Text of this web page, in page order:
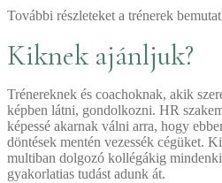
További részleteket a trénerek
Kiknek ajánljuk?
Trénereknek és coachoknak, akik
képben látni, gondolkozni. HR
képessé akarnak válni arra, hogy
döntések mentén vezessék cégüket.
multiban dolgozó kollégákig
gyakorlatias tudást adunk át.